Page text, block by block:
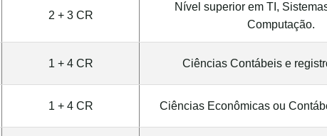
2 + 3 CR
Nível superior em TI,
Computação.
1 + 4 CR Ciências Contábeis e
1 + 4 CR Ciências Econômicas ou